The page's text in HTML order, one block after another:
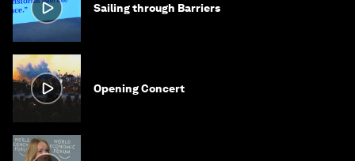
Sailing through Barriers
Opening Concert